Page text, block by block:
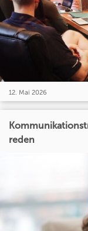
12. Mai 2026
reden